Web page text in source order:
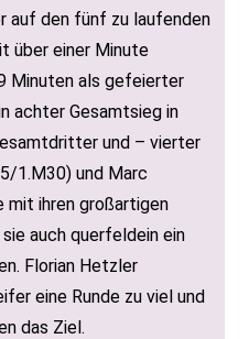
auf den fünf zu laufenden
über einer Minute
Minuten als gefeierter
achter Gesamtsieg in
und – vierter
1.M30) und Marc
mit ihren großartigen
auch querfeldein ein
Florian Hetzler
eine Runde zu viel und
das Ziel.